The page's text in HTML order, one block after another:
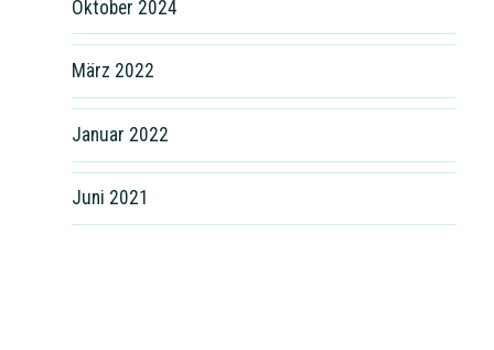
Oktober 2024
März 2022
Januar 2022
Juni 2021